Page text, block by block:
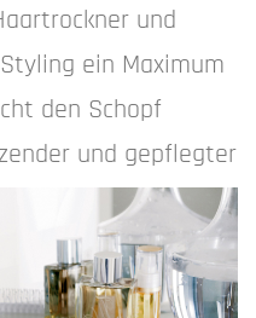
und
ein Maximum
den Schopf
und gepflegter